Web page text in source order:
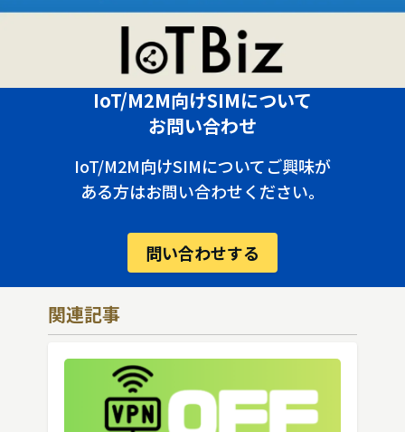
IoT/M2M向けSIMについて
お問い合わせ
IoT/M2M向けSIMについてご興味が
ある方はお問い合わせください。
問い合わせする
関連記事